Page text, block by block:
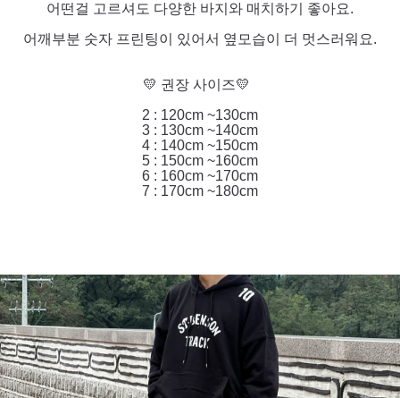
어떤걸 고르셔도 다양한 바지와 매치하기 좋아요.
어깨부분 숫자 프린팅이 있어서 옆모습이 더 멋스러워요.
💛 권장 사이즈💛
2 : 120cm ~130cm
3 : 130cm ~140cm
4 : 140cm ~150cm
5 : 150cm ~160cm
6 : 160cm ~170cm
7 : 170cm ~180cm